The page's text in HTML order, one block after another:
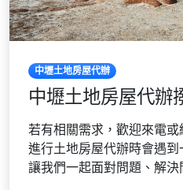
中壢土地房屋代辦
中壢土地房屋代辦
若有相關需求，歡迎來電
進行土地房屋代辦時會遇
讓我們一起面對問題、解決